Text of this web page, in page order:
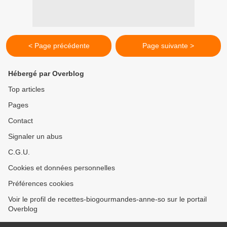
< Page précédente Page suivante >
Hébergé par Overblog
Top articles
Pages
Contact
Signaler un abus
C.G.U.
Cookies et données personnelles
Préférences cookies
Voir le profil de recettes-biogourmandes-anne-so sur le portail
Overblog